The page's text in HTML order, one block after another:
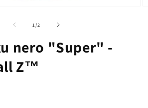
1/su
2
nero "Super" -
Z™